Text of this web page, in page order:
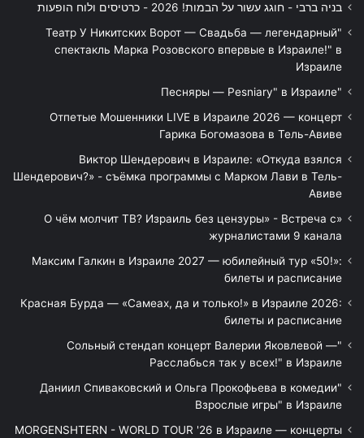
בניה ברבי - חוגג עשור על הבמות! 2026 - כרטיסים ולוח הופעות
"Театр У Никитских Ворот — Свадьба — легендарный
спектакль Марка Розовского впервые в Израиле!" в
Израиле
"Песняры — Pesniary" в Израиле
Отпетые Мошенники LIVE в Израиле 2026 — концерт
Гарика Богомазова в Тель-Авиве
Виктор Шендерович в Израиле: «Откуда взялся
Шендерович?» - съёмка программы с Марком Лави в Тель-
Авиве
«О чём молчит ТВ? Израиль без цензуры» - Встреча с
журналистами 9 канала
Максим Галкин в Израиле 2027 — юбилейный тур «50!»:
билеты и расписание
Красная Бурда — «Самеах, да и только!» в Израиле 2026:
билеты и расписание
"Сольный стендап концерт Валерии Яковлевой —
Расслабься так у всех!" в Израиле
"Даниил Спиваковский и Ольга Прокофьева в комедии
Взрослые игры" в Израиле
MORGENSHTERN - WORLD TOUR '26 в Израиле — концерты